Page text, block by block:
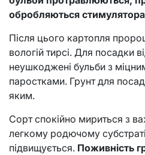
обробляються
Після цього картопля
вологій тирсі. Для посадки
неушкоджені бульби з
паростками. Грунт для
яким.
Сорт спокійно мириться з
легкому родючому
підвищується. Поживність